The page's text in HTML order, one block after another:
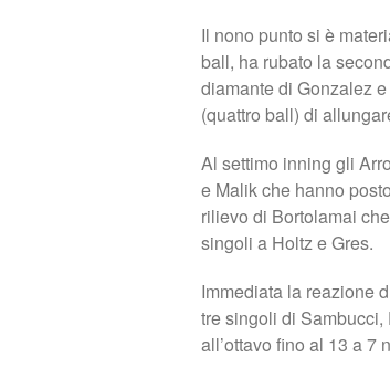
Il nono punto si è
ball, ha rubato la
diamante di Gonzalez
(quattro ball) di
Al settimo inning gli
e Malik che hanno
rilievo di Bortolamai
singoli a Holtz e Gres.
Immediata la reazione
tre singoli di
all’ottavo fino al 13 a 7